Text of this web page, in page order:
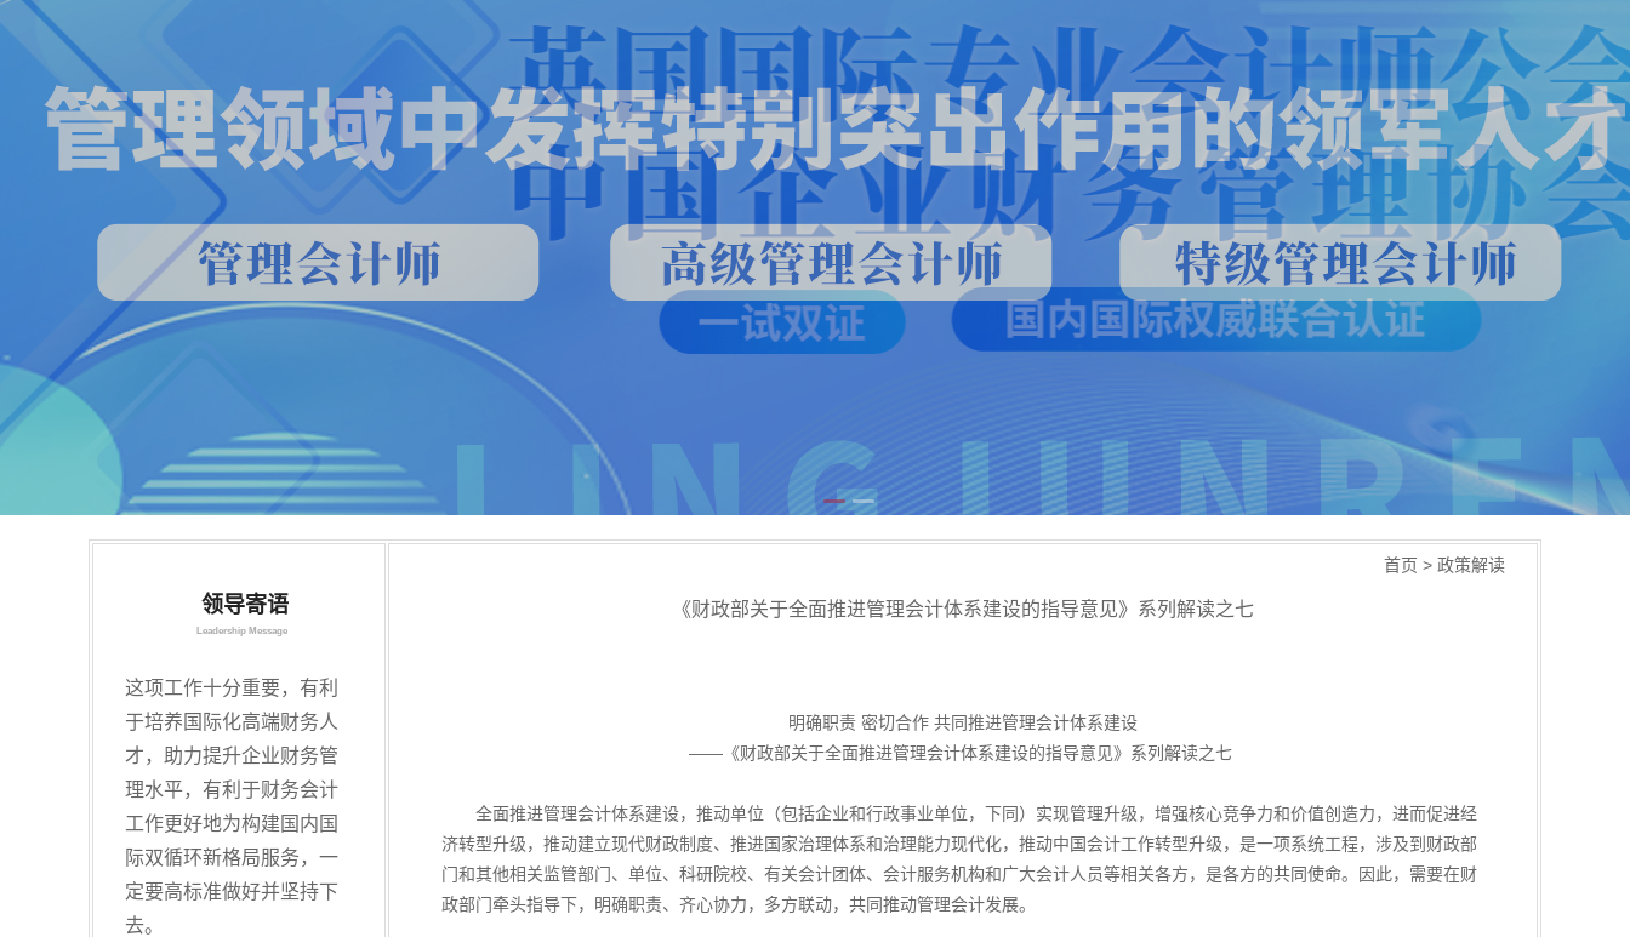
领导寄语
Leadership Message
这项工作十分重要，有利
于培养国际化高端财务人
才，助力提升企业财务管
理水平，有利于财务会计
工作更好地为构建国内国
际双循环新格局服务，一
定要高标准做好并坚持下
去。
首页 > 政策解读
《财政部关于全面推进管理会计体系建设的指导意见》系列解读之七
明确职责 密切合作 共同推进管理会计体系建设
——《财政部关于全面推进管理会计体系建设的指导意见》系列解读之七
全面推进管理会计体系建设，推动单位（包括企业和行政事业单位，下同）实现管理升级，增强核心竞争力和价值创造力，进而促进经
济转型升级，推动建立现代财政制度、推进国家治理体系和治理能力现代化，推动中国会计工作转型升级，是一项系统工程，涉及到财政部
门和其他相关监管部门、单位、科研院校、有关会计团体、会计服务机构和广大会计人员等相关各方，是各方的共同使命。因此，需要在财
政部门牵头指导下，明确职责、齐心协力，多方联动，共同推动管理会计发展。